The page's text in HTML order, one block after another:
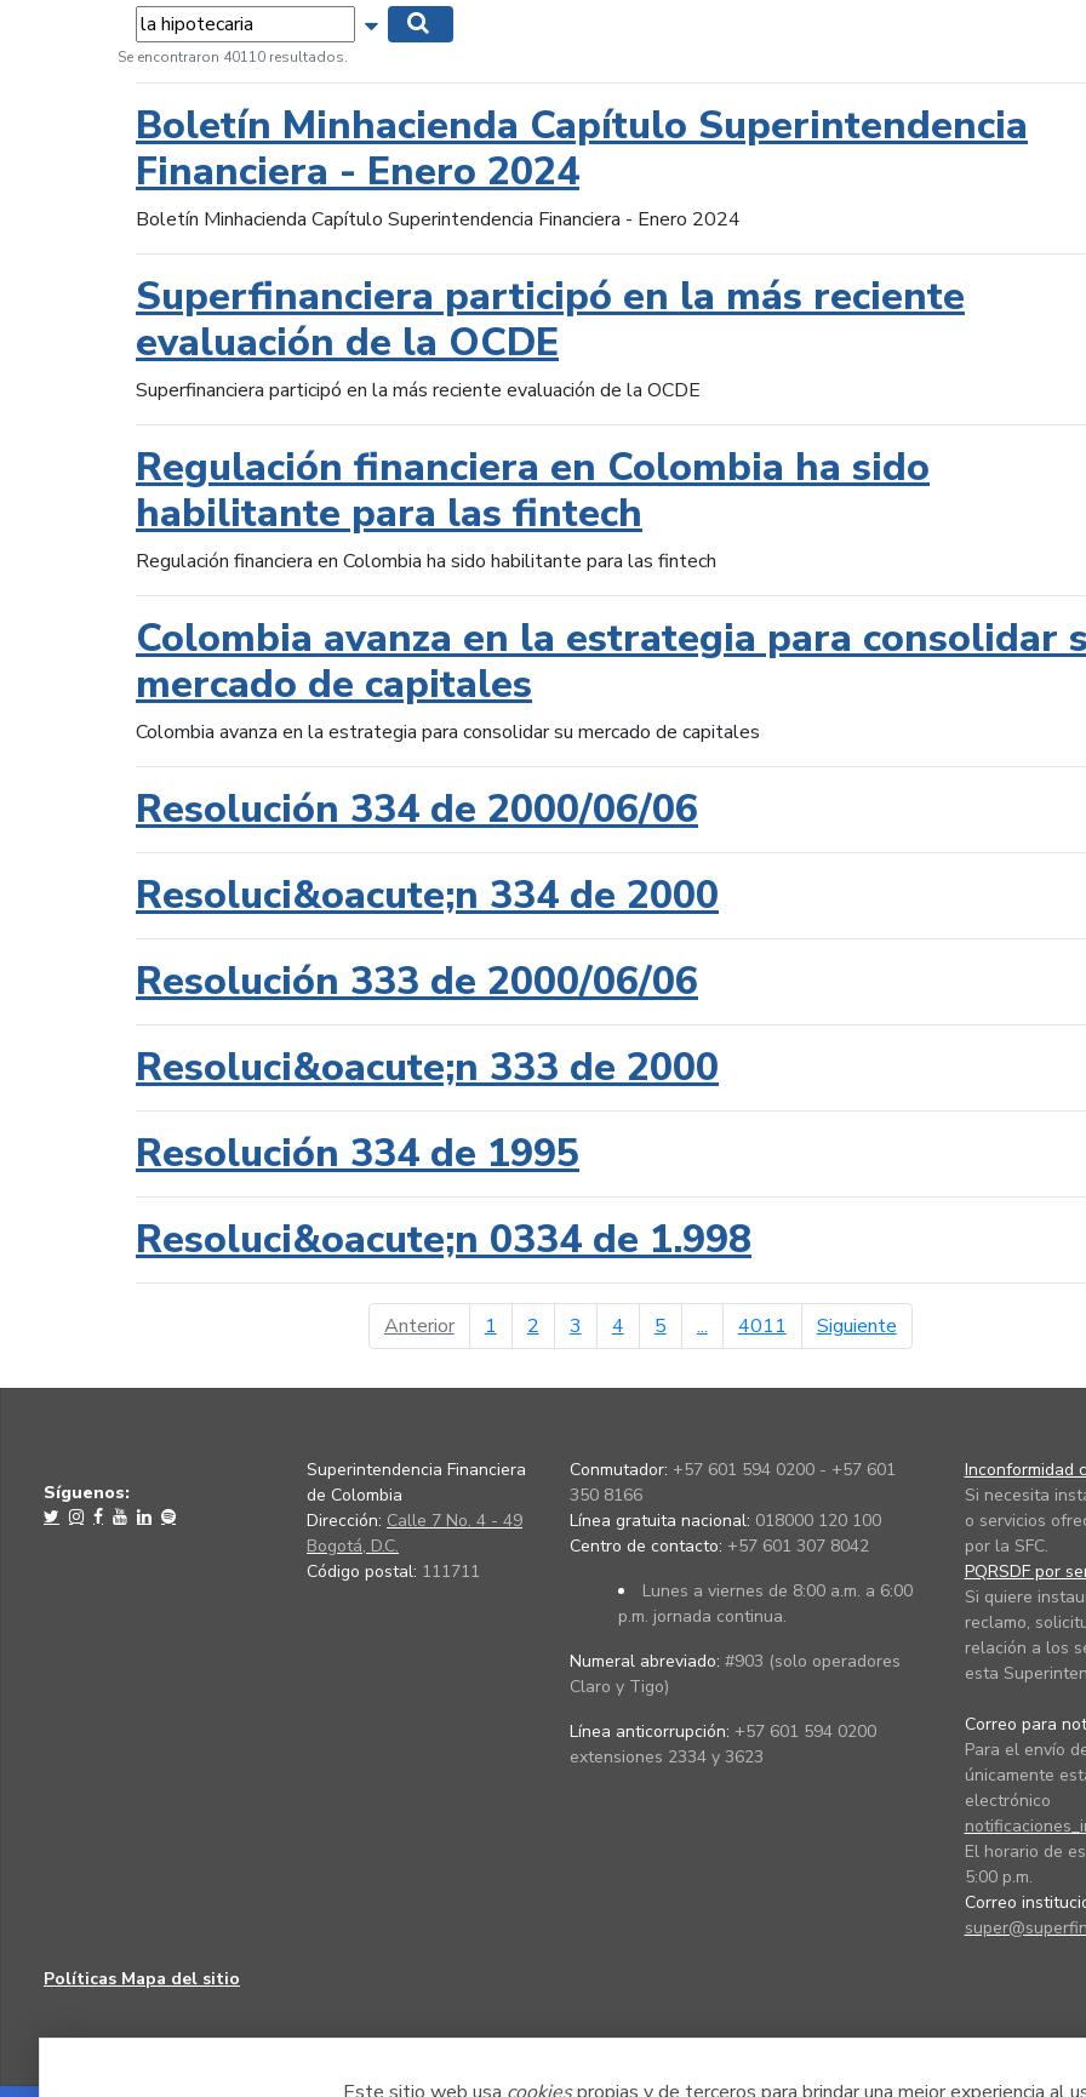
Palabras... Mostrar opciones de búsqueda
Se encontraron 40110 resultados.
Boletín Minhacienda Capítulo Superintendencia
Financiera - Enero 2024
Boletín Minhacienda Capítulo Superintendencia Financiera - Enero 2024
Superfinanciera participó en la más reciente
evaluación de la OCDE
Superfinanciera participó en la más reciente evaluación de la OCDE
Regulación financiera en Colombia ha sido
habilitante para las fintech
Regulación financiera en Colombia ha sido habilitante para las fintech
Colombia avanza en la estrategia para consolidar
mercado de capitales
Colombia avanza en la estrategia para consolidar su mercado de capitales
Resolución 334 de 2000/06/06
Resoluci&oacute;n 334 de 2000
Resolución 333 de 2000/06/06
Resoluci&oacute;n 333 de 2000
Resolución 334 de 1995
Resoluci&oacute;n 0334 de 1.998
Anteriorpágina anterior
1 2 3 4 5 ... 4011 Siguientepágina siguiente
Síguenos:
Superintendencia Financiera
de Colombia
Dirección: Calle 7 No. 4 - 49
Bogotá, D.C.
Código postal: 111711
Conmutador: +57 601 594 0200 - +57 601
350 8166
Línea gratuita nacional: 018000 120 100
Centro de contacto: +57 601 307 8042
Lunes a viernes de 8:00 a.m. a 6:00
p.m. jornada continua.
Numeral abreviado: #903 (solo operadores
Claro y Tigo)
Línea anticorrupción: +57 601 594 0200
extensiones 2334 y 3623
Inconformidad
Si necesita
o servicios
por la SFC.
PQRSDF por
Si quiere
reclamo,
relación a los
esta
Correo para
Para el envío
únicamente
electrónico
El horario de
5:00 p.m.
Correo
Políticas Mapa del sitio